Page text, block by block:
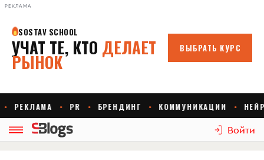
РЕКЛАМА
Войти